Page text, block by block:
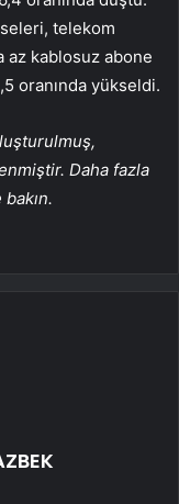
telekom
kablosuz abone
oranında yükseldi.
Daha fazla